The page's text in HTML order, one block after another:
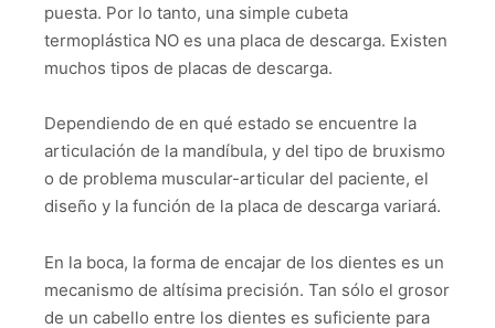
puesta. Por lo tanto, una simple cubeta
termoplástica NO es una placa de descarga. Existen
muchos tipos de placas de descarga.
Dependiendo de en qué estado se encuentre la
articulación de la mandíbula, y del tipo de bruxismo
o de problema muscular-articular del paciente, el
diseño y la función de la placa de descarga variará.
En la boca, la forma de encajar de los dientes es un
mecanismo de altísima precisión. Tan sólo el grosor
de un cabello entre los dientes es suficiente para